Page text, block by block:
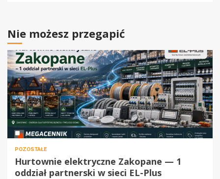
Nie możesz przegapić
POZOSTAŁE
Hurtownie elektryczne Zakopane — 1
oddział partnerski w sieci EL-Plus